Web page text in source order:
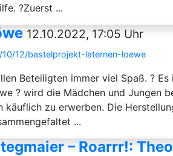
?Zuerst ...
12.10.2022, 17:05 Uhr
12/bastelprojekt-laternen-loewe
Beteiligten immer viel Spaß. ?
? wird die Mädchen und Jungen
käuflich zu erwerben. Die
...
– Roarrr!: